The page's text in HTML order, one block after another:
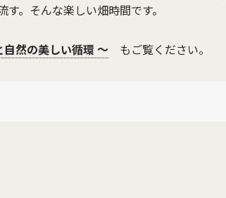
。そんな楽しい畑時間です。
然の美しい循環 ～ もご覧ください。